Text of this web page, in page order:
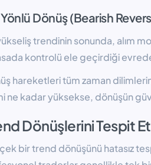
Yönlü Dönüş (Bearish
trendinin sonunda, alım
kontrolü ele geçirdiği
hareketleri tüm zaman
ne kadar yüksekse, dönüşün
Dönüşlerini Tespit
bir trend dönüşünü hatasız